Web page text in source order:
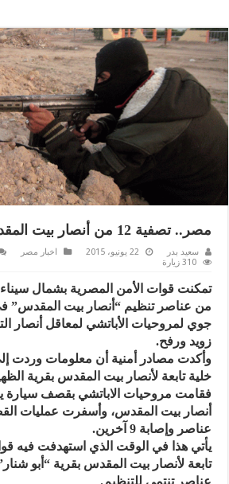
مصر.. تصفية 12 من أنصار بيت المقدس
سعيد بدر 22 يونيو، 2015 اخبار مصر
310 زيارة
من عناصر تنظيم “أنصار بيت
جوي لمروحيات الأباتشي لمعاقل أنصار
زويد ورفح.
وأكدت مصادر أمنية أن معلومات وردت
خلية تابعة لأنصار بيت المقدس بقرية
عناصر وإصابة 9 آخرين.
يأتي هذا في الوقت الذي استهدفت فيه